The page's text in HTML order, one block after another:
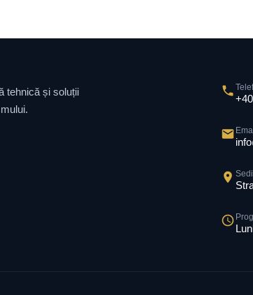
tehnică și soluții